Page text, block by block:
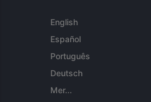
English
Español
Português
Deutsch
Mer...